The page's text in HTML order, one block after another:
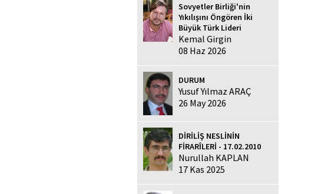
Sovyetler Birliği'nin
Yıkılışını Öngören İki
Büyük Türk Lideri
Kemal Girgin
08 Haz 2026
DURUM
Yusuf Yılmaz ARAÇ
26 May 2026
DİRİLİŞ NESLİNİN
FİRARÎLERİ - 17.02.2010
Nurullah KAPLAN
17 Kas 2025